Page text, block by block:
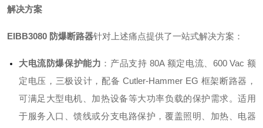
解决方案
EIBB3080 防爆断路器针对上述痛点提供了一站式解决方案：
大电流防爆保护能力 ：产品支持 80A 额定电流、600 Vac 额
定电压，三极设计，配备 Cutler-Hammer EG 框架断路器 ，
可满足大型电机、加热设备等大功率负载的保护需求。适用
于服务入口、馈线或分支电路保护，覆盖照明、加热、电器